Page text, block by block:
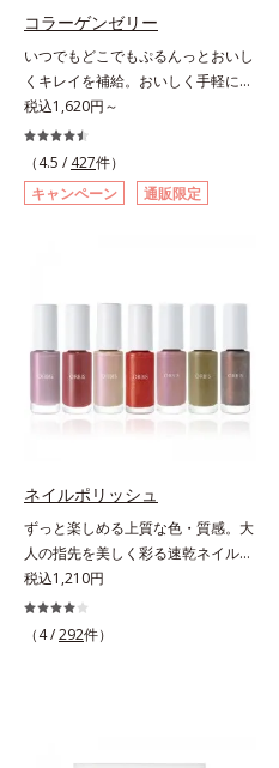
「マスカット風味」、ピーチの甘い
香りと爽やかな甘味が楽しめる「ピ
ーチ風味」の3種のフレーバーをご
用意。その日の気分に合わせてチョ
イスできるから、より飽きにくく、
水なしで飲めるから、毎日手軽にお
いしく続けられます。*1 販売商品
として。*2 許可表示：本品に含ま
コラーゲンゼリー
いつでもどこでもぷるんっとおいし
くキレイを補給。おいしく手軽にキ
レイをチャージ！ おやつ感覚でハ
リと弾力のある毎日に欠かせない人
気のコラーゲンを補給できる、ステ
ィック型ゼリーです。吸収が早い、
分子の小さなコラーゲンが1袋にた
B6も加えました。コラーゲン特有
た、まるでフルーツゼリーのように
みずみずしいゼリーです。個包装の
スティックタイプだから、いつでも
どこでも片手でおいしくコラーゲン
になる悩みも、おやつやデザート時
にぷるんっと食べて解消を目指しま
しょう。脂肪分ゼロ＆1袋20kcal
で、ダイエット中でも安心です。各
商品の詳しい情報は商品ページをご
覧ください。・BEAUTY夏祭りは、
こちら
税込1,620円～
（4.5 / 427件）
キャンペーン
通販限定
ネイルポリッシュ
ずっと楽しめる上質な色・質感。大
人の指先を美しく彩る速乾ネイルカ
ラー。大人の手肌をきれいに見せ
る、落ち着いた色展開の速乾ネイル
カラー（マニキュア）です。長い年
税込1,210円
（4 /292件）